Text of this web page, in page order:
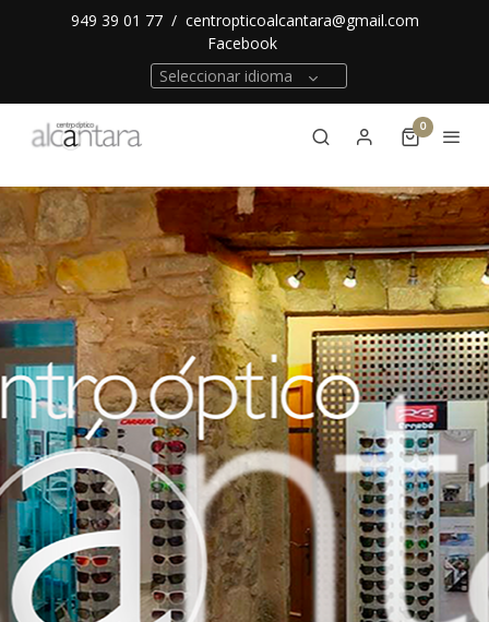
949 39 01 77 / centropticoalcantara@gmail.com
Facebook
Seleccionar idioma
0